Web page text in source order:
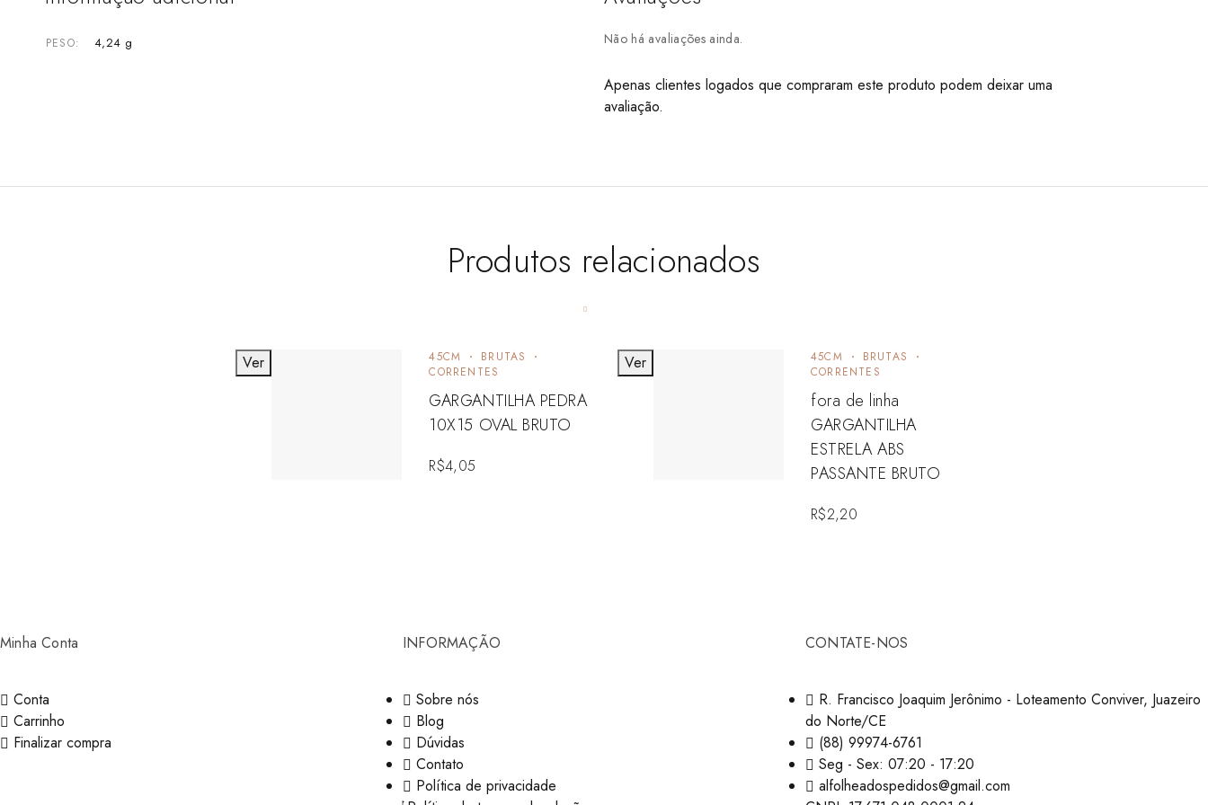
PESO 4,24 g Não há avaliações ainda.
Apenas clientes logados que compraram este produto podem deixar uma
avaliação.
Produtos relacionados
45CM
BRUTAS
CORRENTES
GARGANTILHA PEDRA
10X15 OVAL BRUTO
R$4,05
Ver 45CM
BRUTAS
CORRENTES
fora de linha
GARGANTILHA
ESTRELA ABS
PASSANTE BRUTO
R$2,20
Ver
Minha Conta
Conta
Carrinho
Finalizar compra
INFORMAÇÃO
Sobre nós
Blog
Dúvidas
Contato
Política de privacidade
CONTATE-NOS
R. Francisco Joaquim Jerônimo - Loteamento Conviver, Juazeiro
do Norte/CE
(‪88) 99974-6761‬
Seg - Sex: 07:20 - 17:20
alfolheadospedidos@gmail.com